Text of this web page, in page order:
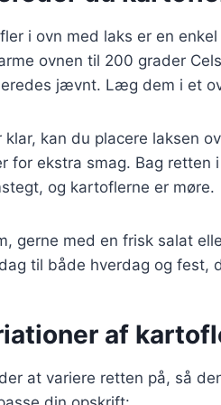
i ovn med laks er en
ovnen til 200 grader
jævnt. Læg dem i et
kan du placere laksen
for ekstra smag. Bag retten
og kartoflerne er møre.
gerne med en frisk salat
til både hverdag og fest,
af
at variere retten på, så